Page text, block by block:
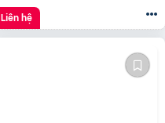
Liên hệ